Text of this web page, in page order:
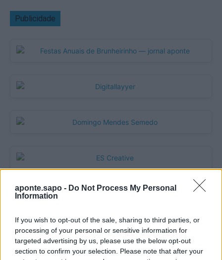
aponte.sapo - Do Not Process My Personal
Information
If you wish to opt-out of the sale, sharing to third parties, or
processing of your personal or sensitive information for
targeted advertising by us, please use the below opt-out
section to confirm your selection. Please note that after your
Publicidade
Contato:geral@aponte.pt
</body>